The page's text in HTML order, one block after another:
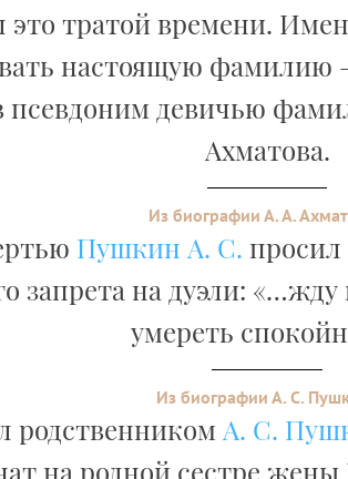
это тратой времени.
настоящую фамилию
псевдоним девичью
Ахматова.
Из биографии А. А.
Пушкин А. С.
запрета на дуэли:
умереть
Из биографии А. С.
родственником А. С.
на родной сестре